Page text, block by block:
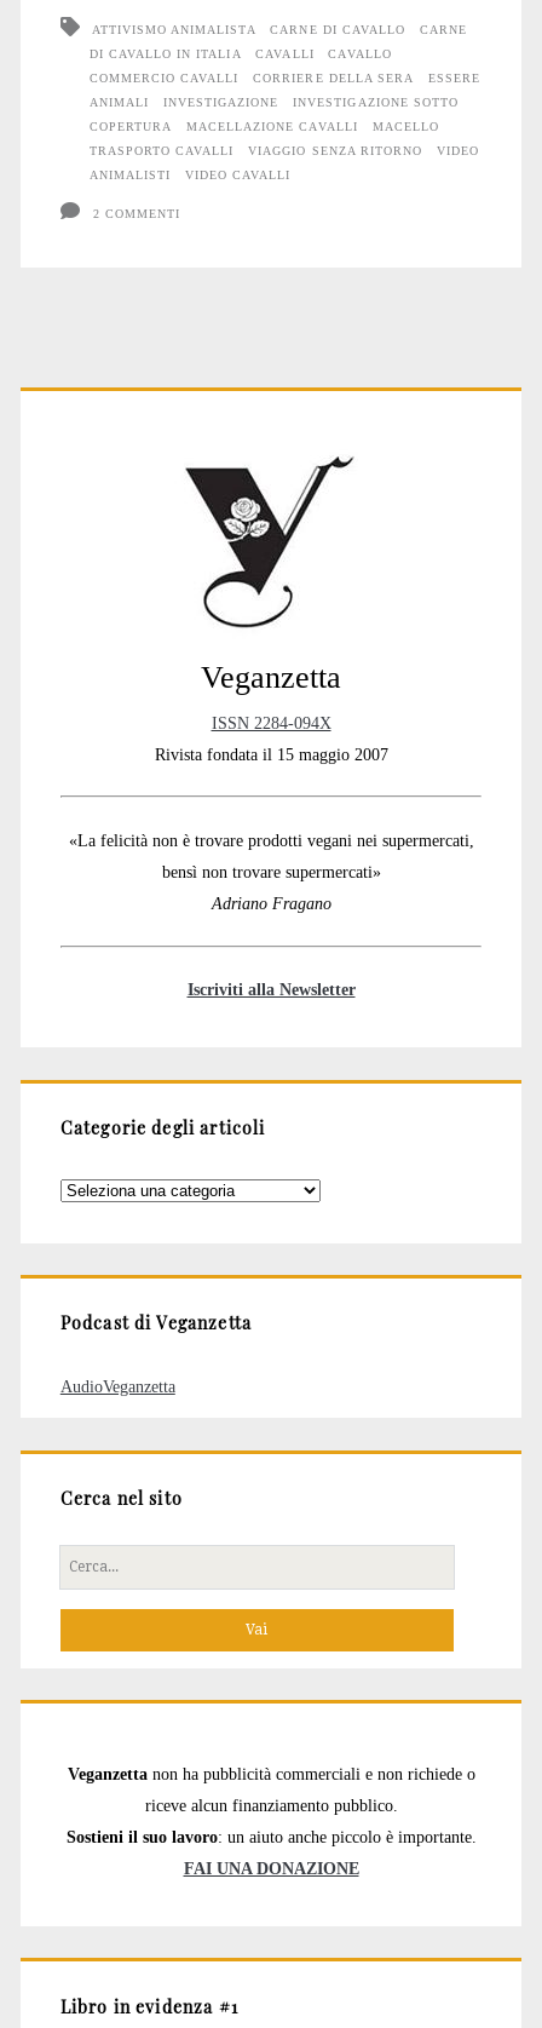
ATTIVISMO ANIMALISTA CARNE DI CAVALLO
CARNE
DI CAVALLO IN ITALIA
CAVALLI
CAVALLO
COMMERCIO CAVALLI
CORRIERE DELLA SERA
ESSERE
ANIMALI
INVESTIGAZIONE
INVESTIGAZIONE SOTTO
COPERTURA
MACELLAZIONE CAVALLI
MACELLO
TRASPORTO CAVALLI
VIAGGIO SENZA RITORNO
VIDEO
ANIMALISTI
VIDEO CAVALLI
2 COMMENTI
Primary
Veganzetta
ISSN 2284-094X
Rivista fondata il 15 maggio 2007
«La felicità non è trovare prodotti vegani nei supermercati,
bensì non trovare supermercati»
Adriano Fragano
Iscriviti alla Newsletter
Categorie degli articoli
Categorie
Podcast di Veganzetta
AudioVeganzetta
Cerca nel sito
Cerca
per:
Veganzetta non ha pubblicità commerciali e non richiede o
riceve alcun finanziamento pubblico.
Sostieni il suo lavoro: un aiuto anche piccolo è importante.
FAI UNA DONAZIONE
Libro in evidenza #1